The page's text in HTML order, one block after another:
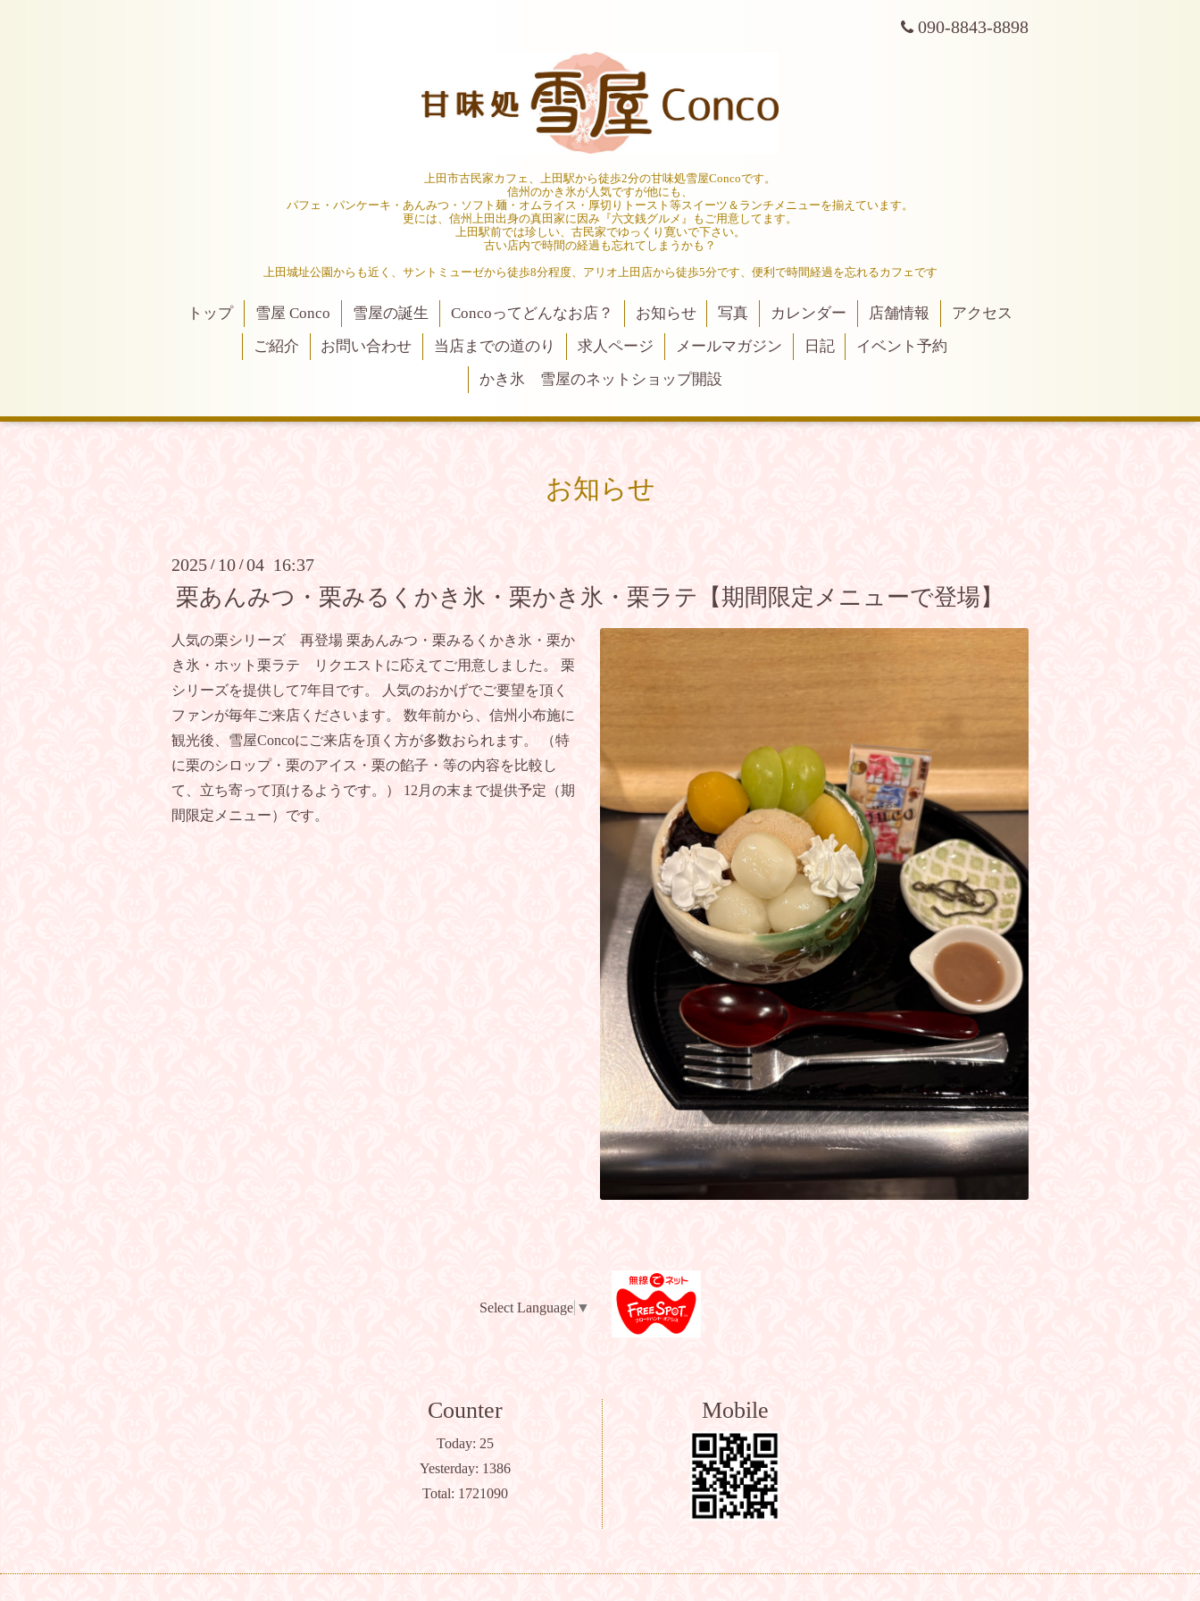
090-8843-8898
上田市古民家カフェ、上田駅から徒歩2分の甘味処雪屋Concoです。
信州のかき氷が人気ですが他にも、
パフェ・パンケーキ・あんみつ・ソフト麺・オムライス・厚切りトースト等スイーツ＆ランチメニューを揃えています。
更には、信州上田出身の真田家に因み『六文銭グルメ』もご用意してます。
上田駅前では珍しい、古民家でゆっくり寛いで下さい。
古い店内で時間の経過も忘れてしまうかも？
上田城址公園からも近く、サントミューゼから徒歩8分程度、アリオ上田店から徒歩5分です、便利で時間経過を忘れるカフェです
トップ 雪屋 Conco 雪屋の誕生 Concoってどんなお店？ お知らせ 写真 カレンダー 店舗情報
アクセス
ご紹介
お問い合わせ 当店までの道のり 求人ページ メールマガジン 日記
イベント予約
かき氷 雪屋のネットショップ開設
お知らせ
2025 / 10 /04 16:37
栗あんみつ・栗みるくかき氷・栗かき氷・栗ラテ【期間限定メニューで登場】
人気の栗シリーズ 再登場 栗あんみつ・栗みるくかき氷・栗か
き氷・ホット栗ラテ リクエストに応えてご用意しました。 栗
シリーズを提供して7年目です。 人気のおかげでご要望を頂く
ファンが毎年ご来店くださいます。 数年前から、信州小布施に
観光後、雪屋Concoにご来店を頂く方が多数おられます。 （特
に栗のシロップ・栗のアイス・栗の餡子・等の内容を比較し
て、立ち寄って頂けるようです。） 12月の末まで提供予定（期
間限定メニュー）です。
Select Language ▼
Counter
Today: 25
Yesterday: 1386
Total: 1721090
Mobile